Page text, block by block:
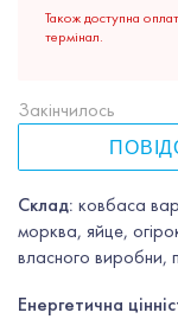
Також доступна
термінал.
Склад: ковбаса
морква, яйце,
власного виробни,
Енергетична
Закінчилось